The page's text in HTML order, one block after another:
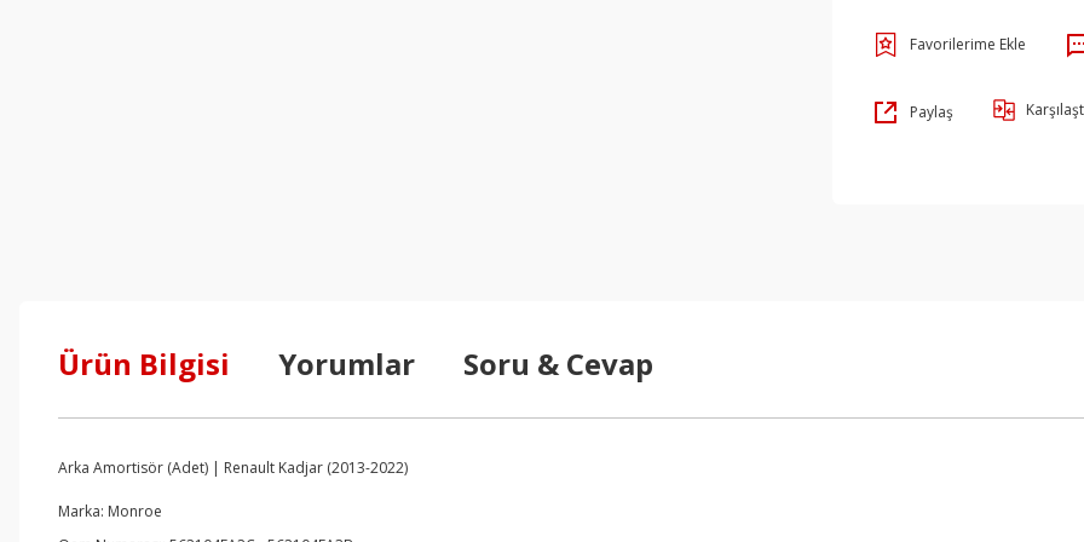
Paylaş
Ürün Bilgisi Yorumlar Soru & Cevap
Arka Amortisör (Adet) | Renault Kadjar (2013-2022)
Marka: Monroe